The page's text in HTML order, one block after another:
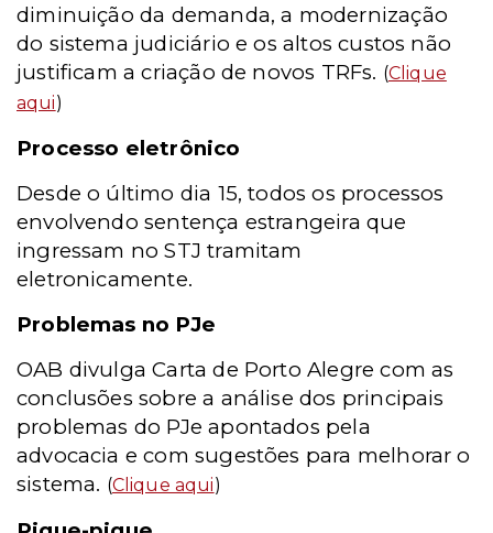
diminuição da demanda, a modernização
do sistema judiciário e os altos custos não
justificam a criação de novos TRFs. (Clique
aqui)
Processo eletrônico
Desde o último dia 15, todos os processos
envolvendo sentença estrangeira que
ingressam no STJ tramitam
eletronicamente.
Problemas no PJe
OAB divulga Carta de Porto Alegre com as
conclusões sobre a análise dos principais
problemas do PJe apontados pela
advocacia e com sugestões para melhorar o
sistema. (Clique aqui)